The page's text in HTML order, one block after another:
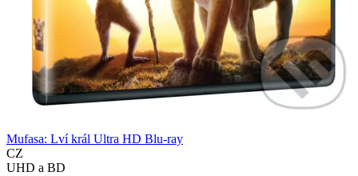
Mufasa: Lví král Ultra HD Blu-ray
CZ
UHD a BD